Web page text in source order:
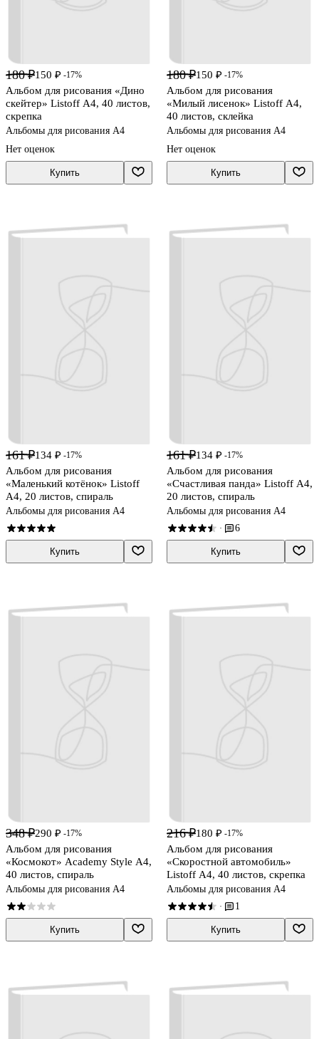
180 ₽150 ₽ -17%
Альбом для рисования «Дино
скейтер» Listoff А4, 40 листов,
скрепка
Альбомы для рисования А4
Нет оценок
Купить
180 ₽150 ₽ -17%
Альбом для рисования
«Милый лисенок» Listoff А4,
40 листов, склейка
Альбомы для рисования А4
Нет оценок
Купить
161 ₽134 ₽ -17%
Альбом для рисования
«Маленький котёнок» Listoff
А4, 20 листов, спираль
Альбомы для рисования А4
Купить
161 ₽134 ₽ -17%
Альбом для рисования
«Счастливая панда» Listoff А4,
20 листов, спираль
Альбомы для рисования А4
· 6
Купить
348 ₽290 ₽ -17%
Альбом для рисования
«Космокот» Academy Style А4,
40 листов, спираль
Альбомы для рисования А4
Купить
216 ₽180 ₽ -17%
Альбом для рисования
«Скоростной автомобиль»
Listoff А4, 40 листов, скрепка
Альбомы для рисования А4
· 1
Купить